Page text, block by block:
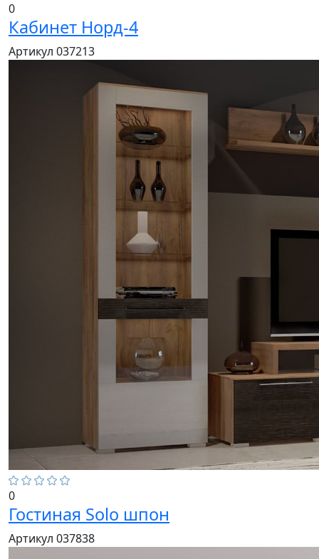
0
Кабинет Норд-4
Артикул 037213
0
Гостиная Solo шпон
Артикул 037838